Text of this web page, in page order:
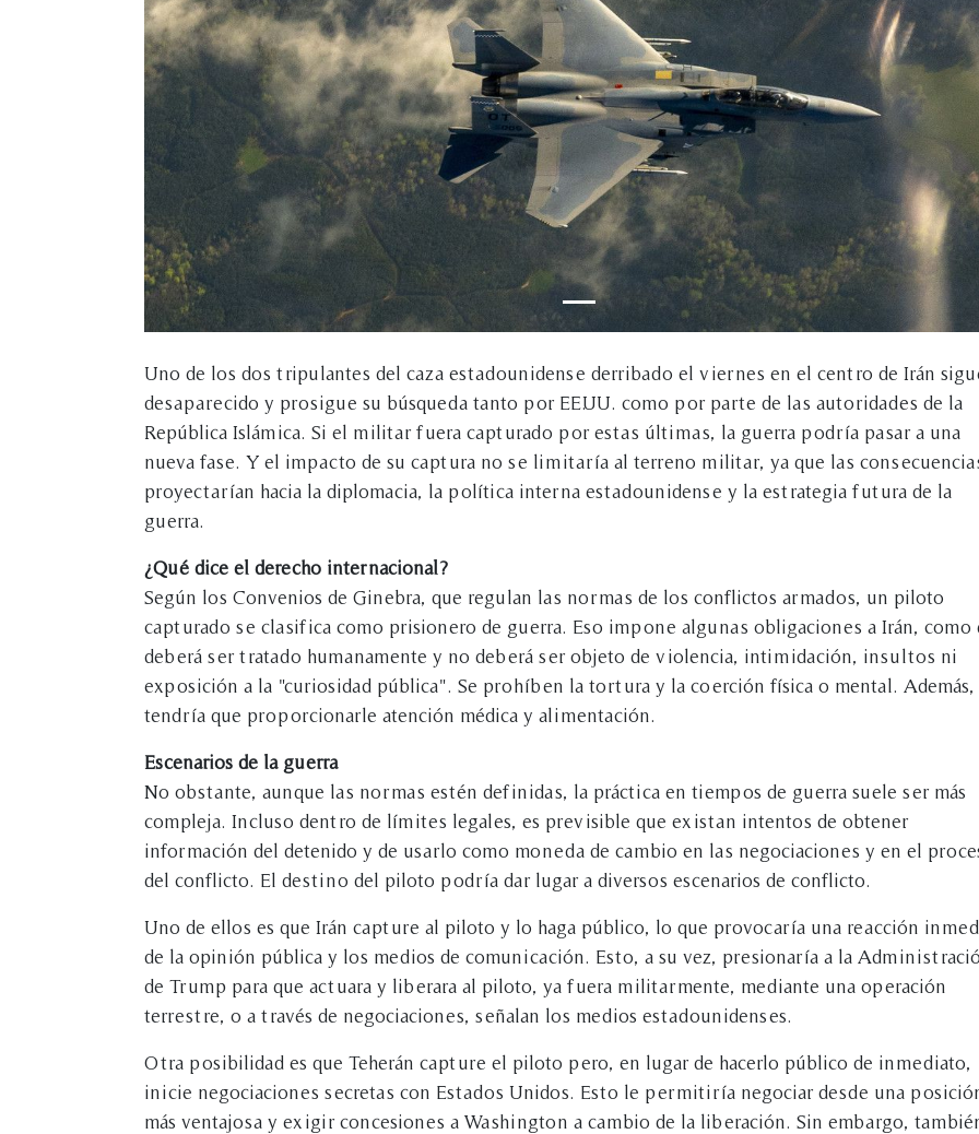
Uno de los dos tripulantes del caza estadounidense derribado el viernes en el centro de Irán
desaparecido y prosigue su búsqueda tanto por EE.UU. como por parte de las autoridades de la
República Islámica. Si el militar fuera capturado por estas últimas, la guerra podría pasar a una
nueva fase. Y el impacto de su captura no se limitaría al terreno militar, ya que las
proyectarían hacia la diplomacia, la política interna estadounidense y la estrategia futura de la
guerra.
¿Qué dice el derecho internacional?
Según los Convenios de Ginebra, que regulan las normas de los conflictos armados, un piloto
capturado se clasifica como prisionero de guerra. Eso impone algunas obligaciones a Irán, como
deberá ser tratado humanamente y no deberá ser objeto de violencia, intimidación, insultos ni
exposición a la "curiosidad pública". Se prohíben la tortura y la coerción física o mental. Además,
tendría que proporcionarle atención médica y alimentación.
Escenarios de la guerra
No obstante, aunque las normas estén definidas, la práctica en tiempos de guerra suele ser más
compleja. Incluso dentro de límites legales, es previsible que existan intentos de obtener
información del detenido y de usarlo como moneda de cambio en las negociaciones y en el
del conflicto. El destino del piloto podría dar lugar a diversos escenarios de conflicto.
Uno de ellos es que Irán capture al piloto y lo haga público, lo que provocaría una reacción
de la opinión pública y los medios de comunicación. Esto, a su vez, presionaría a la
de Trump para que actuara y liberara al piloto, ya fuera militarmente, mediante una operación
terrestre, o a través de negociaciones, señalan los medios estadounidenses.
Otra posibilidad es que Teherán capture el piloto pero, en lugar de hacerlo público de inmediato,
inicie negociaciones secretas con Estados Unidos. Esto le permitiría negociar desde una
más ventajosa y exigir concesiones a Washington a cambio de la liberación. Sin embargo,